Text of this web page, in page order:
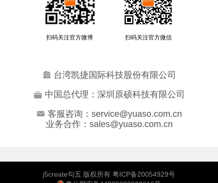
扫码关注官方微博 扫码关注官方微信
台湾凯捷国际科技股份有限公司
中国总代理：深圳原硕科技有限公司
客服咨询：service@yuaso.com.cn
业务合作：sales@yuaso.com.cn
j5create勾五 版权所有 粤ICP备20054929号